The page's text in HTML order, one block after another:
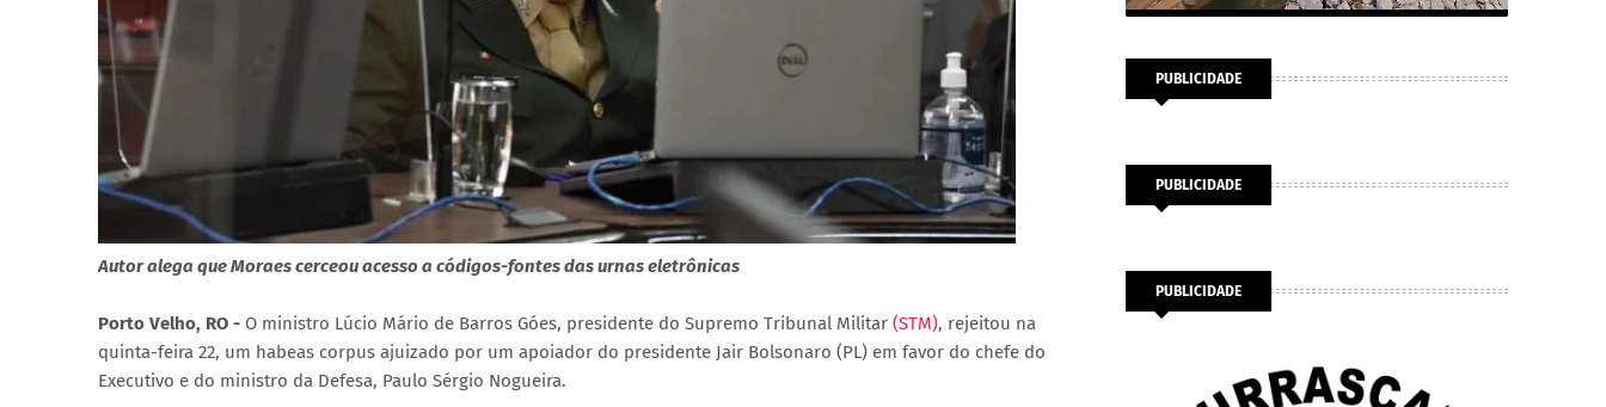
Autor alega que Moraes cerceou acesso a códigos-fontes das urnas eletrônicas
Porto Velho, RO - O ministro Lúcio Mário de Barros Góes, presidente do Supremo Tribunal Militar (STM), rejeitou na
quinta-feira 22, um habeas corpus ajuizado por um apoiador do presidente Jair Bolsonaro (PL) em favor do chefe do
Executivo e do ministro da Defesa, Paulo Sérgio Nogueira.
PUBLICIDADE
PUBLICIDADE
PUBLICIDADE